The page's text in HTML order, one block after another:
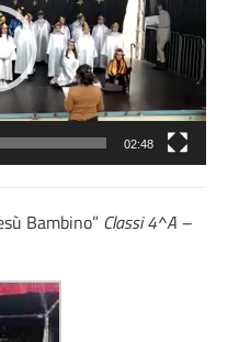
02:48
Bambino” Classi 4^A –